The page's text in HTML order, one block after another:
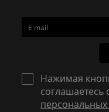
Нажимая
соглашаетесь